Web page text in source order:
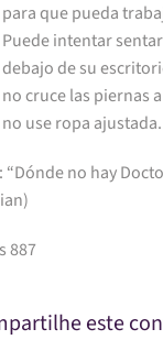
para que pueda
Puede intentar
debajo de su
no cruce las piernas
no use ropa ajustada.
“Dónde no hay
887
este